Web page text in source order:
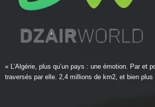
« L’Algérie, plus qu’un pays : une émotion. Par et
traversés par elle. 2,4 millions de km2, et bien plus